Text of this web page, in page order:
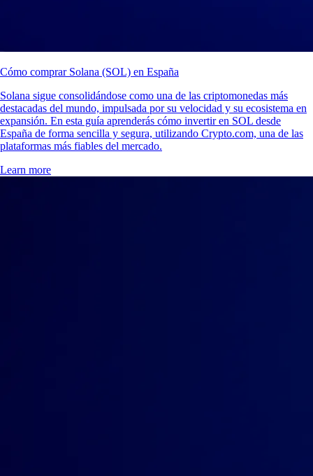
Cómo comprar Solana (SOL) en España
Solana sigue consolidándose como una de las criptomonedas más
destacadas del mundo, impulsada por su velocidad y su ecosistema en
expansión. En esta guía aprenderás cómo invertir en SOL desde
España de forma sencilla y segura, utilizando Crypto.com, una de las
plataformas más fiables del mercado.
Learn more